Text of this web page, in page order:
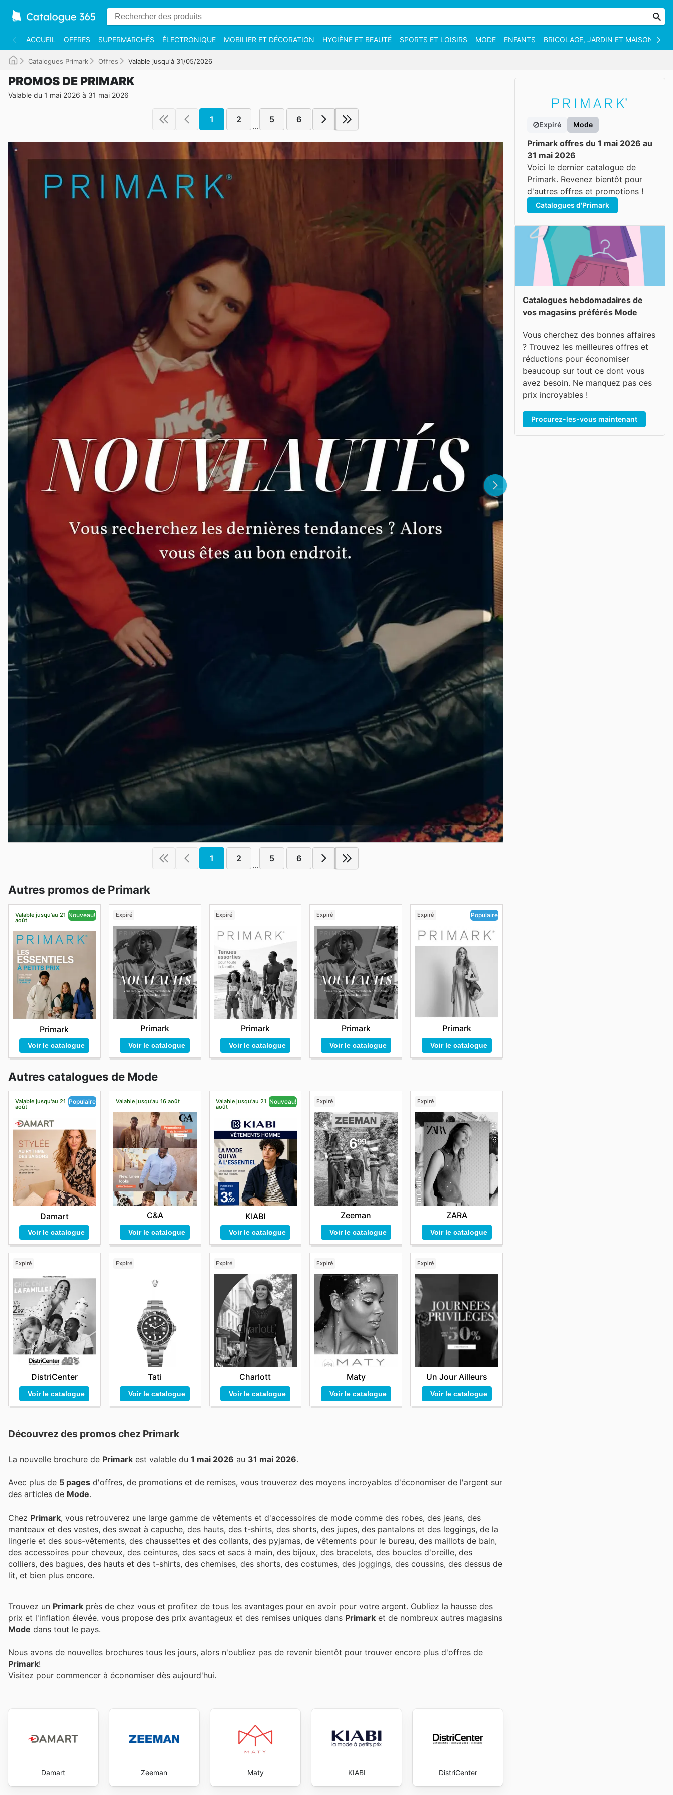
ACCUEIL OFFRES SUPERMARCHÉS ÉLECTRONIQUE MOBILIER ET DÉCORATION HYGIÈNE ET BEAUTÉ SPORTS ET LOISIRS MODE ENFANTS BRICOLAGE, JARDIN ET MAISON
Catalogues Primark Offres Valable jusqu'à 31/05/2026
PROMOS DE PRIMARK
Valable du 1 mai 2026 à 31 mai 2026
1 2
...
5 6
1 2
...
5 6
Autres promos de Primark
Valable jusqu'au 21
août
Nouveau!
Primark
Voir le catalogue
Expiré
Primark
Voir le catalogue
Expiré
Primark
Voir le catalogue
Expiré
Primark
Voir le catalogue
Expiré Populaire
Primark
Voir le catalogue
Autres catalogues de Mode
Valable jusqu'au 21
août
Populaire
Damart
Voir le catalogue
Valable jusqu'au 16 août
C&A
Voir le catalogue
Valable jusqu'au 21
août
Nouveau!
KIABI
Voir le catalogue
Expiré
Zeeman
Voir le catalogue
Expiré
ZARA
Voir le catalogue
Expiré
DistriCenter
Voir le catalogue
Expiré
Tati
Voir le catalogue
Expiré
Charlott
Voir le catalogue
Expiré
Maty
Voir le catalogue
Expiré
Un Jour Ailleurs
Voir le catalogue
Découvrez des promos chez Primark
La nouvelle brochure de Primark est valable du 1 mai 2026 au 31 mai 2026.
Avec plus de 5 pages d'offres, de promotions et de remises, vous trouverez des moyens incroyables d'économiser de l'argent sur
des articles de Mode.
Chez Primark, vous retrouverez une large gamme de vêtements et d'accessoires de mode comme des robes, des jeans, des
manteaux et des vestes, des sweat à capuche, des hauts, des t-shirts, des shorts, des jupes, des pantalons et des leggings, de la
lingerie et des sous-vêtements, des chaussettes et des collants, des pyjamas, de vêtements pour le bureau, des maillots de bain,
des accessoires pour cheveux, des ceintures, des sacs et sacs à main, des bijoux, des bracelets, des boucles d'oreille, des
colliers, des bagues, des hauts et des t-shirts, des chemises, des shorts, des costumes, des joggings, des coussins, des dessus de
lit, et bien plus encore.
Trouvez un Primark près de chez vous et profitez de tous les avantages pour en avoir pour votre argent. Oubliez la hausse des
prix et l'inflation élevée. vous propose des prix avantageux et des remises uniques dans Primark et de nombreux autres magasins
Mode dans tout le pays.
Nous avons de nouvelles brochures tous les jours, alors n'oubliez pas de revenir bientôt pour trouver encore plus d'offres de
Primark!
Visitez pour commencer à économiser dès aujourd'hui.
Damart Zeeman Maty KIABI DistriCenter
Expiré Mode
Primark offres du 1 mai 2026 au
31 mai 2026
Voici le dernier catalogue de
Primark. Revenez bientôt pour
d'autres offres et promotions !
Catalogues d'Primark
Catalogues hebdomadaires de
vos magasins préférés Mode
Vous cherchez des bonnes affaires
? Trouvez les meilleures offres et
réductions pour économiser
beaucoup sur tout ce dont vous
avez besoin. Ne manquez pas ces
prix incroyables !
Procurez-les-vous maintenant